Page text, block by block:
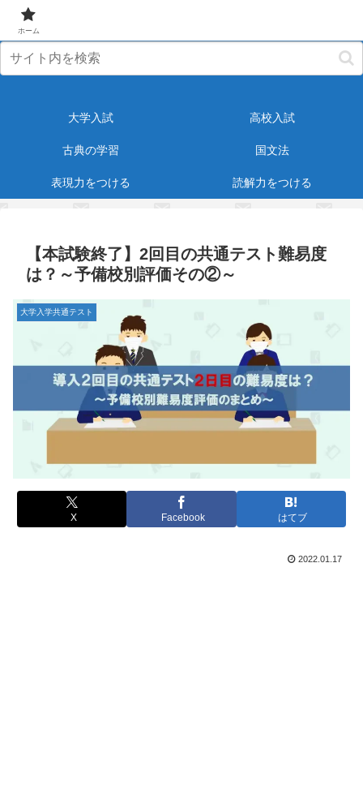
大学入試 高校入試
古典の学習 国文法
表現力をつける 読解力をつける
【本試験終了】2回目の共通テスト難易度
は？～予備校別評価その②～
大学入学共通テスト
X Facebook はてブ
2022.01.17
ホーム